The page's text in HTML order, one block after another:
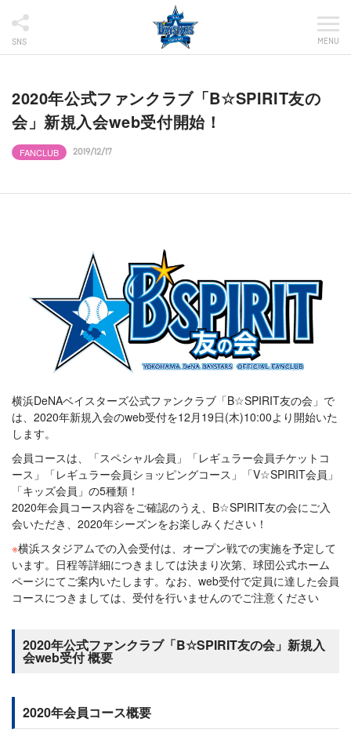
SNS MENU
2020年公式ファンクラブ「B☆SPIRIT友の
会」新規入会web受付開始！
FANCLUB 2019/12/17
横浜DeNAベイスターズ公式ファンクラブ「B☆SPIRIT友の会」で
は、2020年新規入会のweb受付を12月19日(木)10:00より開始いた
します。
会員コースは、「スペシャル会員」「レギュラー会員チケットコ
ース」「レギュラー会員ショッピングコース」「V☆SPIRIT会員」
「キッズ会員」の5種類！
2020年会員コース内容をご確認のうえ、B☆SPIRIT友の会にご入
会いただき、2020年シーズンをお楽しみください！
※横浜スタジアムでの入会受付は、オープン戦での実施を予定して
います。日程等詳細につきましては決まり次第、球団公式ホーム
ページにてご案内いたします。なお、web受付で定員に達した会員
コースにつきましては、受付を行いませんのでご注意ください
2020年公式ファンクラブ「B☆SPIRIT友の会」新規入
会web受付 概要
2020年会員コース概要